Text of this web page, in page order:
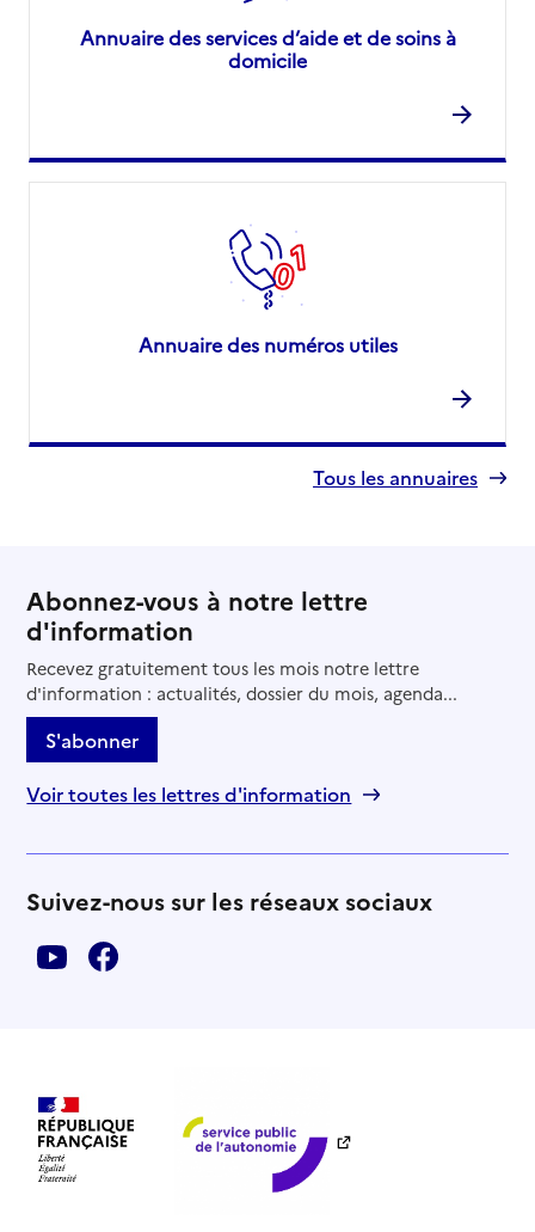
Annuaire des services d’aide et de soins à
domicile
Annuaire des numéros utiles
Tous les annuaires
Abonnez-vous à notre lettre
d'information
Recevez gratuitement tous les mois notre lettre
d'information : actualités, dossier du mois, agenda...
S'abonner
Voir toutes les lettres d'information
Suivez-nous sur les réseaux sociaux